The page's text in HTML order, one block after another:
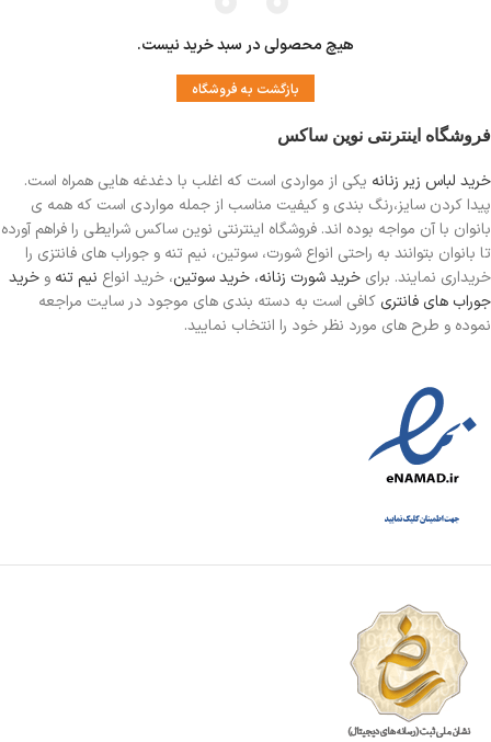
هیچ محصولی در سبد خرید نیست.
بازگشت به فروشگاه
فروشگاه اینترنتی نوین ساکس
خرید لباس زیر زنانه یکی از مواردی است که اغلب با دغدغه هایی همراه است.
پیدا کردن سایز،رنگ بندی و کیفیت مناسب از جمله مواردی است که همه ی
بانوان با آن مواجه بوده اند. فروشگاه اینترنتی نوین ساکس شرایطی را فراهم آورده
تا بانوان بتوانند به راحتی انواع شورت، سوتین، نیم تنه و جوراب های فانتزی را
خریداری نمایند. برای خرید شورت زنانه، خرید سوتین، خرید انواع نیم تنه و خرید
جوراب های فانتری کافی است به دسته بندی های موجود در سایت مراجعه
نموده و طرح های مورد نظر خود را انتخاب نمایید.